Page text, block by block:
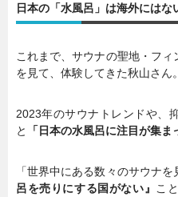
副業
グルメ
日本の「水風呂」は海外には
これまで、サウナの聖地・フ
を見て、体験してきた秋山さん。
2023年のサウナトレンドや、
と
「日本の水風呂に注目が集ま
「世界中にある数々のサウナを
呂を売りにする国がない』
こ